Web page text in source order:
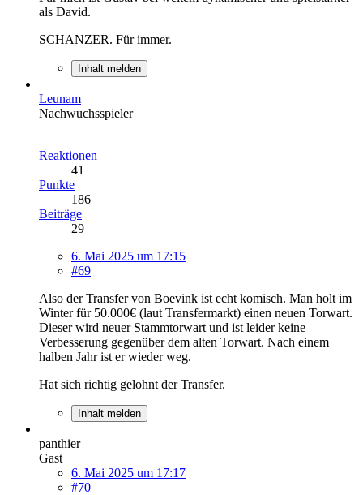
als David.
SCHANZER. Für immer.
Inhalt melden
Leunam
Nachwuchsspieler
Reaktionen
41
Punkte
186
Beiträge
29
6. Mai 2025 um 17:15
#69
Also der Transfer von Boevink ist echt komisch. Man holt im
Winter für 50.000€ (laut Transfermarkt) einen neuen Torwart.
Dieser wird neuer Stammtorwart und ist leider keine
Verbesserung gegenüber dem alten Torwart. Nach einem
halben Jahr ist er wieder weg.
Hat sich richtig gelohnt der Transfer.
Inhalt melden
panthier
Gast
6. Mai 2025 um 17:17
#70